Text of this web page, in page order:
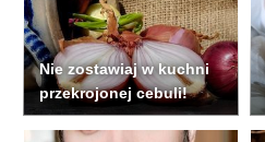
Nie zostawiaj w kuchni
przekrojonej cebuli!